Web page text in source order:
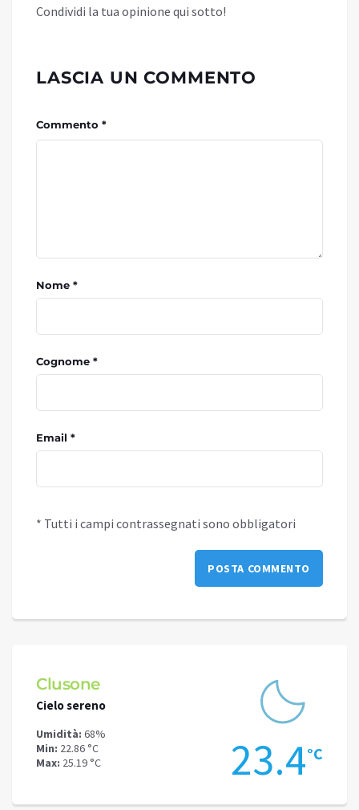
Condividi la tua opinione qui sotto!
LASCIA UN COMMENTO
Commento *
Nome *
Cognome *
Email *
* Tutti i campi contrassegnati sono obbligatori
Clusone
Cielo sereno
Umidità: 68%
Min: 22.86 °C
Max: 25.19 °C 23.4°C